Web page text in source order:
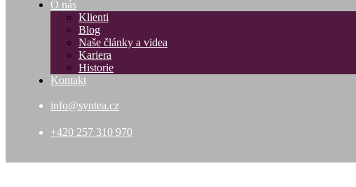
O nás
Klienti
Blog
Naše články a videa
Kariera
Historie
Kontakt
info@syntea.cz
+420 257 310 970